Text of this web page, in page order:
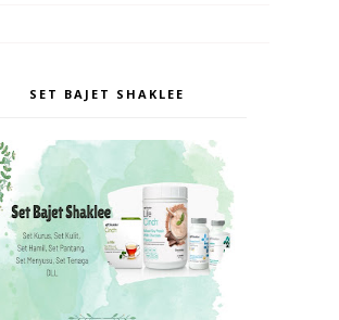
SET BAJET SHAKLEE